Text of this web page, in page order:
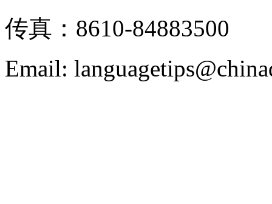
传真：8610-84883500
Email: